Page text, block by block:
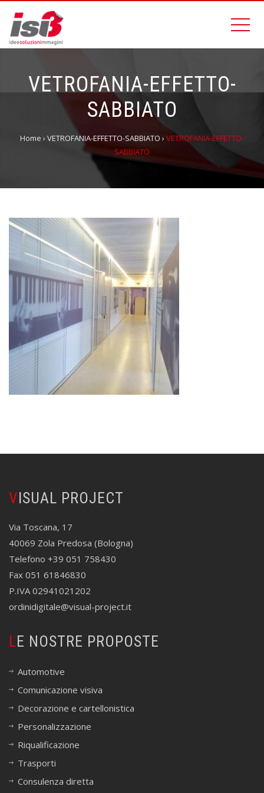
VETROFANIA-EFFETTO-
SABBIATO
Home ›VETROFANIA-EFFETTO-SABBIATO › VETROFANIA-EFFETTO-
SABBIATO
VISUAL PROJECT
Via Toscana, 17
40069 Zola Predosa (Bologna)
Telefono +39 051 758430
Fax 051 61846830
P.IVA 02941021202
ordinidigitale@visual-project.it
LE NOSTRE PROPOSTE
Automotive
Comunicazione visiva
Decorazione e cartellonistica
Personalizzazione
Riqualificazione
Trasporti
Consulenza diretta